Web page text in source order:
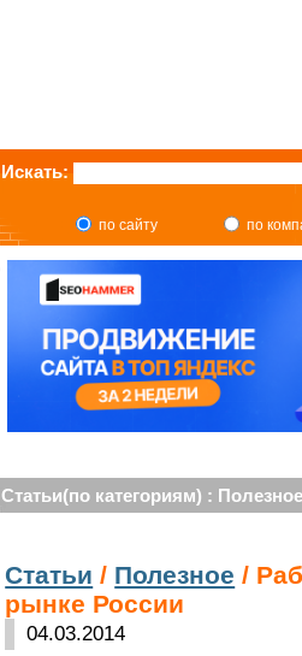
Искать:
по сайту по
Статьи(по категориям) : Полезное
Статьи / Полезное /
рынке России
04.03.2014